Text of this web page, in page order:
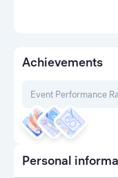
Achievements
Event Performance
Personal